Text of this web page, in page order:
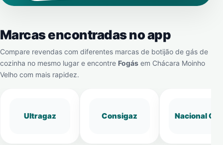
Marcas encontradas no app
Compare revendas com diferentes marcas de botijão de gás de
cozinha no mesmo lugar e encontre Fogás em Chácara Moinho
Velho com mais rapidez.
Ultragaz Consigaz Nacional Gás